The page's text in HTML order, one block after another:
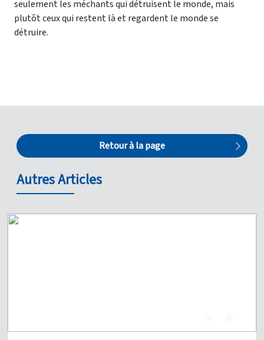
seulement les méchants qui détruisent le monde, mais
plutôt ceux qui restent là et regardent le monde se
détruire.
Autres Articles
Retour à la page